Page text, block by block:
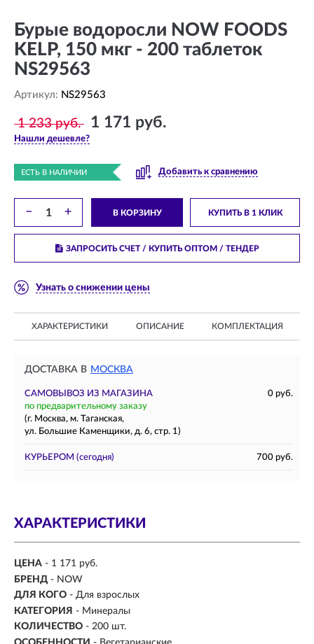
Бурые водоросли NOW FOODS
KELP, 150 мкг - 200 таблеток
NS29563
Артикул: NS29563
1 233 руб. 1 171 руб.
Нашли дешевле?
ЕСТЬ В НАЛИЧИИ Добавить к сравнению
− + В КОРЗИНУ КУПИТЬ В 1 КЛИК
ЗАПРОСИТЬ СЧЕТ / КУПИТЬ ОПТОМ/ ТЕНДЕР
Узнать о снижении цены
ХАРАКТЕРИСТИКИ ОПИСАНИЕ КОМПЛЕКТАЦИЯ
ДОСТАВКА В МОСКВА
САМОВЫВОЗ ИЗ МАГАЗИНА
0 руб.
по предварительному заказу
(г. Москва, м. Таганская,
ул. Большие Каменщики, д. 6, стр. 1)
КУРЬЕРОМ (сегодня) 700 руб.
ХАРАКТЕРИСТИКИ
ЦЕНА - 1 171 руб.
БРЕНД - NOW
ДЛЯ КОГО - Для взрослых
КАТЕГОРИЯ - Минералы
КОЛИЧЕСТВО - 200 шт.